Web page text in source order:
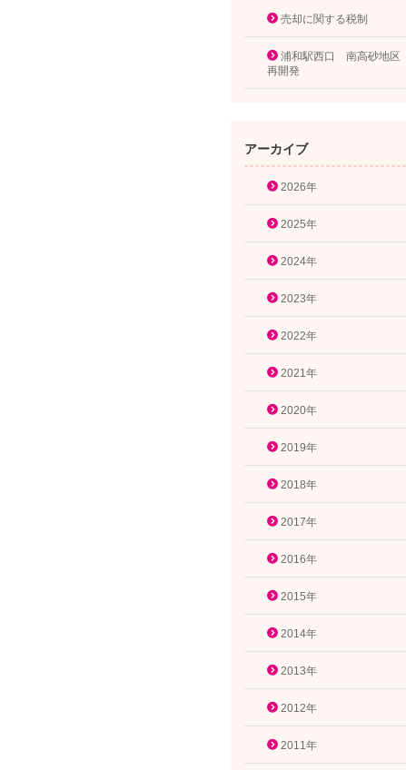
売却に関する税制
浦和駅西口 南高砂地区
再開発
アーカイブ
2026年
2025年
2024年
2023年
2022年
2021年
2020年
2019年
2018年
2017年
2016年
2015年
2014年
2013年
2012年
2011年